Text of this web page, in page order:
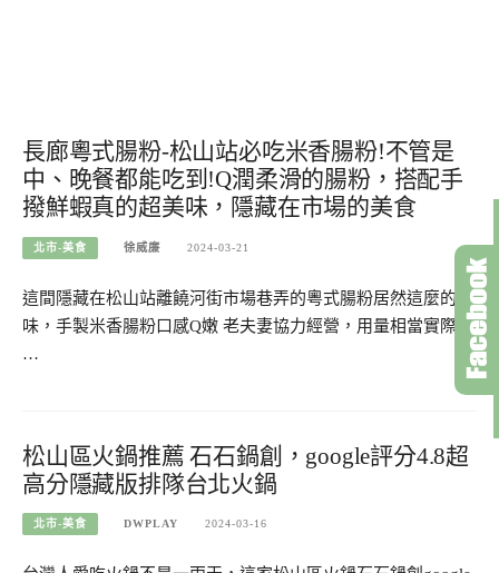
長廊粵式腸粉-松山站必吃米香腸粉!不管是
中、晚餐都能吃到!Q潤柔滑的腸粉，搭配手
撥鮮蝦真的超美味，隱藏在市場的美食
北市-美食 徐威廉 2024-03-21
這間隱藏在松山站離饒河街市場巷弄的粵式腸粉居然這麼的美
味，手製米香腸粉口感Q嫩 老夫妻協力經營，用量相當實際，
…
松山區火鍋推薦 石石鍋創，google評分4.8超
高分隱藏版排隊台北火鍋
北市-美食 DWPLAY 2024-03-16